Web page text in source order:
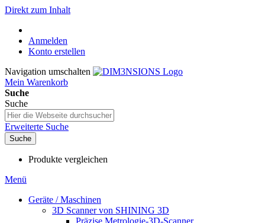
Direkt zum Inhalt
Anmelden
Konto erstellen
Navigation umschalten
Mein Warenkorb
Suche
Suche
Erweiterte Suche
Suche
Produkte vergleichen
Menü
Geräte / Maschinen
3D Scanner von SHINING 3D
Präzise Metrologie-3D-Scanner